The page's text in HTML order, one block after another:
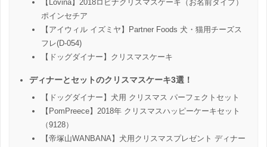
【Lovina】2018ロビナクリスマスケーキ（お名前タイプ）
ポインセチア
【アイウィル イズミヤ】Partner Foods 犬・猫用チーズス
フレ(D-054)
【ドッグダイナー】クリスマスケーキ
ディナーとセットのクリスマスケーキ3選！
【ドッグダイナー】犬用 クリスマス パーフェクトセット
【PomPreece】2018年 クリスマスハッピーケーキセット
（9128）
【帝塚山WANBANA】犬用クリスマスプレゼント ディナー